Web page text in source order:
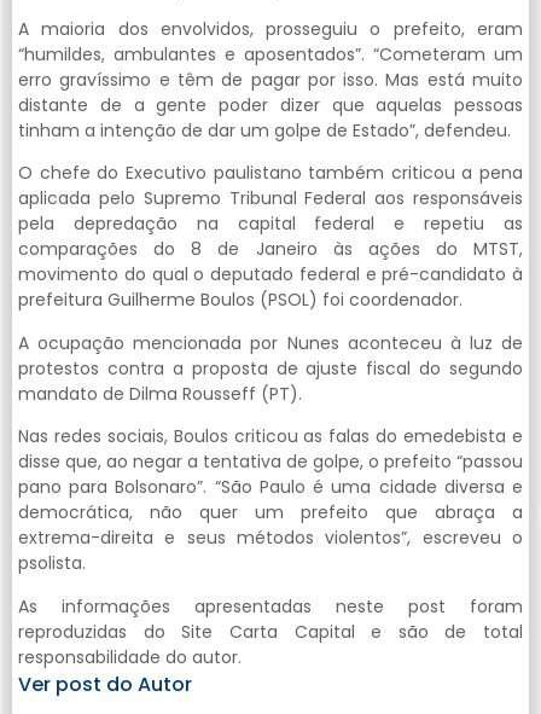
A maioria dos envolvidos, prosseguiu o prefeito, eram
“humildes, ambulantes e aposentados”. “Cometeram um
erro gravíssimo e têm de pagar por isso. Mas está muito
distante de a gente poder dizer que aquelas pessoas
tinham a intenção de dar um golpe de Estado”, defendeu.
O chefe do Executivo paulistano também criticou a pena
aplicada pelo Supremo Tribunal Federal aos responsáveis
pela depredação na capital federal e repetiu as
comparações do 8 de Janeiro às ações do MTST,
movimento do qual o deputado federal e pré-candidato à
prefeitura Guilherme Boulos (PSOL) foi coordenador.
A ocupação mencionada por Nunes aconteceu à luz de
protestos contra a proposta de ajuste fiscal do segundo
mandato de Dilma Rousseff (PT).
Nas redes sociais, Boulos criticou as falas do emedebista e
disse que, ao negar a tentativa de golpe, o prefeito “passou
pano para Bolsonaro”. “São Paulo é uma cidade diversa e
democrática, não quer um prefeito que abraça a
extrema-direita e seus métodos violentos”, escreveu o
psolista.
As informações apresentadas neste post foram
reproduzidas do Site Carta Capital e são de total
responsabilidade do autor.
Ver post do Autor